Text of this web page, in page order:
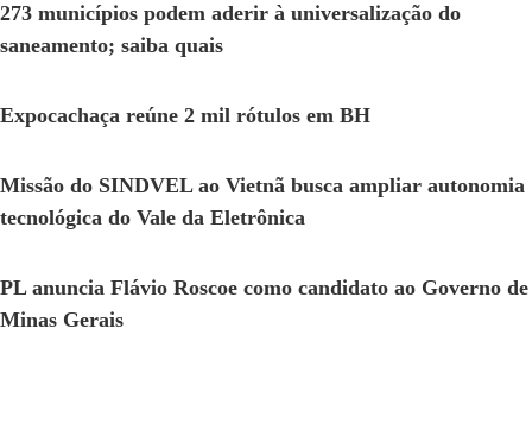
273 municípios podem aderir à universalização do
saneamento; saiba quais
Expocachaça reúne 2 mil rótulos em BH
Missão do SINDVEL ao Vietnã busca ampliar autonomia
tecnológica do Vale da Eletrônica
PL anuncia Flávio Roscoe como candidato ao Governo de
Minas Gerais